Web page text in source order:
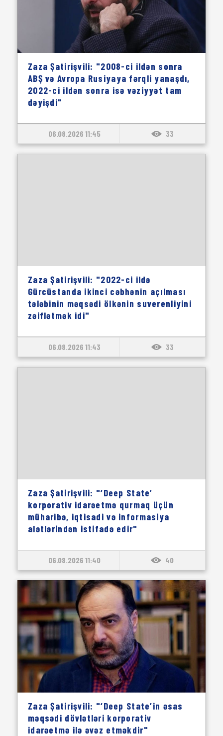
Zaza Şatirişvili: "2008-ci ildən sonra
ABŞ və Avropa Rusiyaya fərqli yanaşdı,
2022-ci ildən sonra isə vəziyyət tam
dəyişdi"
06.08.2026 11:45 33
Zaza Şatirişvili: "2022-ci ildə
Gürcüstanda ikinci cəbhənin açılması
tələbinin məqsədi ölkənin suverenliyini
zəiflətmək idi"
06.08.2026 11:43 33
Zaza Şatirişvili: "‘Deep State’
korporativ idarəetmə qurmaq üçün
müharibə, iqtisadi və informasiya
alətlərindən istifadə edir"
06.08.2026 11:40 40
Zaza Şatirişvili: "‘Deep State’in əsas
məqsədi dövlətləri korporativ
idarəetmə ilə əvəz etməkdir"